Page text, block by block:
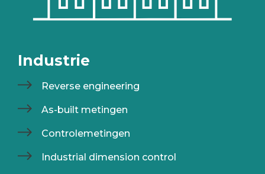
Industrie
Reverse engineering
As-built metingen
Controlemetingen
Industrial dimension control